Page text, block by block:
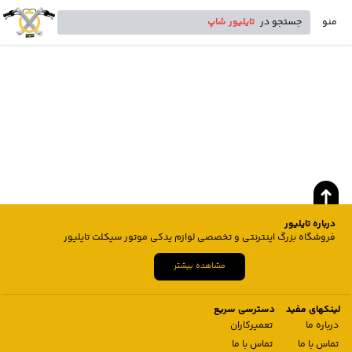
منو جستجو در تایلیور شاپ
درباره تایلیور
فروشگاه بزرگ اینترنتی و تخصصی لوازم یدکی موتور سیکلت تایلیور
مشاهده بیشتر
لینکهای مفید
درباره ما
تماس با ما
دسترسی سریع
تعمیرکاران
تماس با ما